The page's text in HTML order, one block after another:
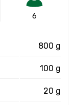
6
800 g
100 g
20 g